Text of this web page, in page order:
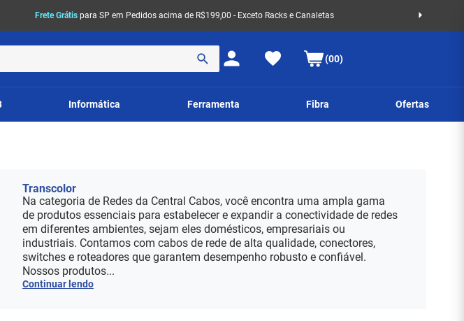
Frete Grátis para SP em Pedidos acima de R$199,00 - Exceto Racks e Canaletas
(00)
Informática Ferramenta Fibra Ofertas
Transcolor
Na categoria de Redes da Central Cabos, você encontra uma ampla gama
de produtos essenciais para estabelecer e expandir a conectividade de redes
em diferentes ambientes, sejam eles domésticos, empresariais ou
industriais. Contamos com cabos de rede de alta qualidade, conectores,
switches e roteadores que garantem desempenho robusto e confiável.
Nossos produtos...
Continuar lendo